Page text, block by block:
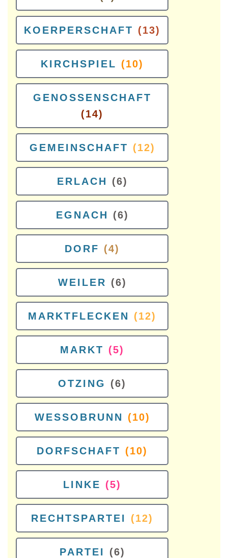
KOERPERSCHAFT (13)
KIRCHSPIEL (10)
GENOSSENSCHAFT
(14)
GEMEINSCHAFT (12)
ERLACH (6)
EGNACH (6)
DORF (4)
WEILER (6)
MARKTFLECKEN (12)
MARKT (5)
OTZING (6)
WESSOBRUNN (10)
DORFSCHAFT (10)
LINKE (5)
RECHTSPARTEI (12)
PARTEI (6)